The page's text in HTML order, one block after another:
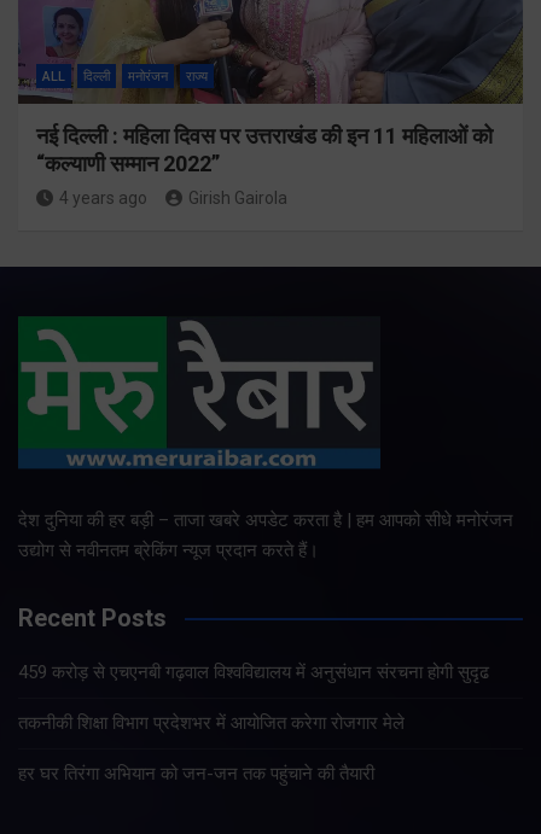
ALL दिल्ली मनोरंजन राज्य
नई दिल्ली : महिला दिवस पर उत्तराखंड की इन 11 महिलाओं को
“कल्याणी सम्मान 2022”
4 years ago Girish Gairola
देश दुनिया की हर बड़ी – ताजा खबरे अपडेट करता है | हम आपको सीधे मनोरंजन
उद्योग से नवीनतम ब्रेकिंग न्यूज प्रदान करते हैं।
Recent Posts
459 करोड़ से एचएनबी गढ़वाल विश्वविद्यालय में अनुसंधान संरचना होगी सुदृढ
तकनीकी शिक्षा विभाग प्रदेशभर में आयोजित करेगा रोजगार मेले
हर घर तिरंगा अभियान को जन-जन तक पहुंचाने की तैयारी